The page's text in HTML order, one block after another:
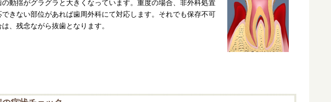
の動揺がグラグラと大きくなっています。重度の場合、非外科処置
できない部位があれば歯周外科にて対応します。それでも保存不可
、残念ながら抜歯となります。